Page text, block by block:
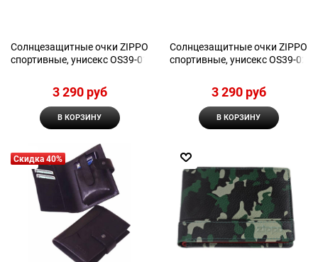
Солнцезащитные очки ZIPPO
спортивные, унисекс OS39-01
3 290 руб
В КОРЗИНУ
Солнцезащитные очки ZIPPO
спортивные, унисекс OS39-02
3 290 руб
В КОРЗИНУ
Скидка 40%